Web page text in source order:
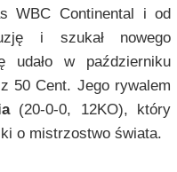
WBC Continental i od
i szukał nowego
udało w październiku
50 Cent. Jego rywalem
(20-0-0, 12KO), który
o mistrzostwo świata.